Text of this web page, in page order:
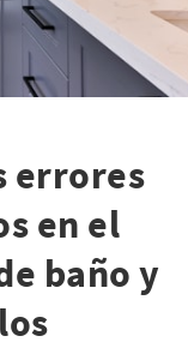
errores
en el
baño y